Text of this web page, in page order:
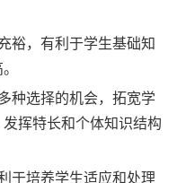
，有利于学生基础知
选择的机会，拓宽学
挥特长和个体知识结构
培养学生适应和处理